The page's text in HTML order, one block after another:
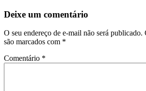
Deixe um comentário
O seu endereço de e-mail não será publicado.
são marcados com *
Comentário *